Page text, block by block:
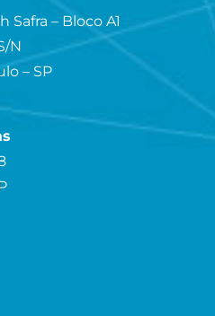
Safra – Bloco A1
N
– SP